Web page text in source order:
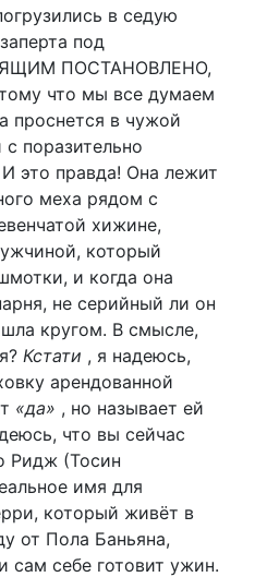
в седую
под
ПОСТАНОВЛЕНО,
что мы все думаем
проснется в чужой
поразительно
это правда! Она лежит
меха рядом с
​​хижине,
который
и когда она
не серийный ли он
кругом. В смысле,
Кстати , я надеюсь,
арендованной
«да» , но называет ей
что вы сейчас
Ридж (Тосин
имя для
который живёт в
от Пола Баньяна,
сам себе готовит ужин.